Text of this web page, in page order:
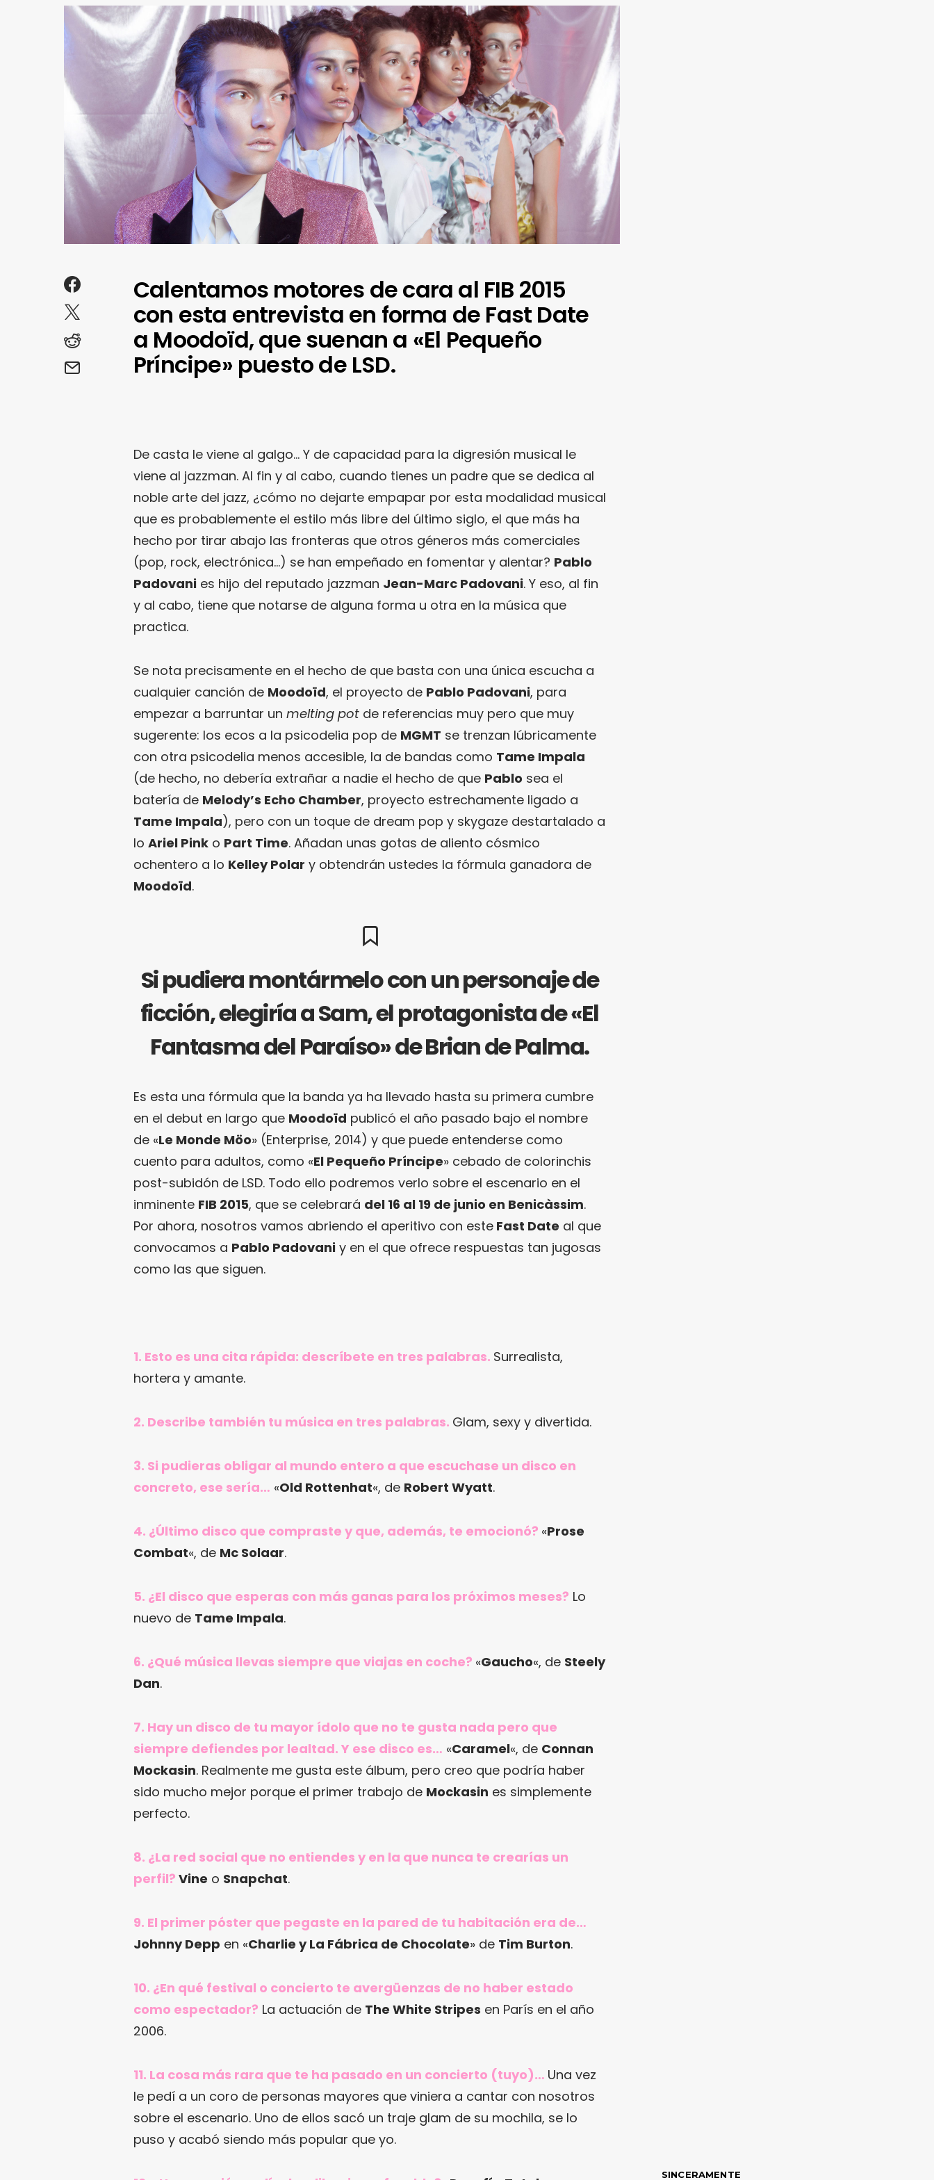
Calentamos motores de cara al FIB 2015
con esta entrevista en forma de Fast Date
a Moodoïd, que suenan a «El Pequeño
Príncipe» puesto de LSD.
De casta le viene al galgo… Y de capacidad para la digresión musical le
viene al jazzman. Al fin y al cabo, cuando tienes un padre que se dedica al
noble arte del jazz, ¿cómo no dejarte empapar por esta modalidad musical
que es probablemente el estilo más libre del último siglo, el que más ha
hecho por tirar abajo las fronteras que otros géneros más comerciales
(pop, rock, electrónica…) se han empeñado en fomentar y alentar? Pablo
Padovani es hijo del reputado jazzman Jean-Marc Padovani. Y eso, al fin
y al cabo, tiene que notarse de alguna forma u otra en la música que
practica.
Se nota precisamente en el hecho de que basta con una única escucha a
cualquier canción de Moodoïd, el proyecto de Pablo Padovani, para
empezar a barruntar un melting pot de referencias muy pero que muy
sugerente: los ecos a la psicodelia pop de MGMT se trenzan lúbricamente
con otra psicodelia menos accesible, la de bandas como Tame Impala
(de hecho, no debería extrañar a nadie el hecho de que Pablo sea el
batería de Melody’s Echo Chamber, proyecto estrechamente ligado a
Tame Impala), pero con un toque de dream pop y skygaze destartalado a
lo Ariel Pink o Part Time. Añadan unas gotas de aliento cósmico
ochentero a lo Kelley Polar y obtendrán ustedes la fórmula ganadora de
Moodoïd.
Si pudiera montármelo con un personaje de
ficción, elegiría a Sam, el protagonista de «El
Fantasma del Paraíso» de Brian de Palma.
Es esta una fórmula que la banda ya ha llevado hasta su primera cumbre
en el debut en largo que Moodoïd publicó el año pasado bajo el nombre
de «Le Monde Möo» (Enterprise, 2014) y que puede entenderse como
cuento para adultos, como «El Pequeño Príncipe» cebado de colorinchis
post-subidón de LSD. Todo ello podremos verlo sobre el escenario en el
inminente FIB 2015, que se celebrará del 16 al 19 de junio en Benicàssim.
Por ahora, nosotros vamos abriendo el aperitivo con este Fast Date al que
convocamos a Pablo Padovani y en el que ofrece respuestas tan jugosas
como las que siguen.
1. Esto es una cita rápida: descríbete en tres palabras. Surrealista,
hortera y amante.
2. Describe también tu música en tres palabras. Glam, sexy y divertida.
3. Si pudieras obligar al mundo entero a que escuchase un disco en
concreto, ese sería… «Old Rottenhat«, de Robert Wyatt.
4. ¿Último disco que compraste y que, además, te emocionó? «Prose
Combat«, de Mc Solaar.
5. ¿El disco que esperas con más ganas para los próximos meses? Lo
nuevo de Tame Impala.
6. ¿Qué música llevas siempre que viajas en coche? «Gaucho«, de Steely
Dan.
7. Hay un disco de tu mayor ídolo que no te gusta nada pero que
siempre defiendes por lealtad. Y ese disco es… «Caramel«, de Connan
Mockasin. Realmente me gusta este álbum, pero creo que podría haber
sido mucho mejor porque el primer trabajo de Mockasin es simplemente
perfecto.
8. ¿La red social que no entiendes y en la que nunca te crearías un
perfil? Vine o Snapchat.
9. El primer póster que pegaste en la pared de tu habitación era de…
Johnny Depp en «Charlie y La Fábrica de Chocolate» de Tim Burton.
10. ¿En qué festival o concierto te avergüenzas de no haber estado
como espectador? La actuación de The White Stripes en París en el año
2006.
11. La cosa más rara que te ha pasado en un concierto (tuyo)… Una vez
le pedí a un coro de personas mayores que viniera a cantar con nosotros
sobre el escenario. Uno de ellos sacó un traje glam de su mochila, se lo
puso y acabó siendo más popular que yo.
SINCERAMENTE